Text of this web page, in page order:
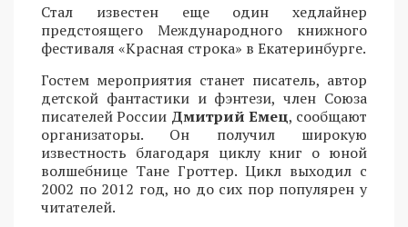
Стал известен еще один хедлайнер
предстоящего Международного книжного
фестиваля «Красная строка» в Екатеринбурге.
Гостем мероприятия станет писатель, автор
детской фантастики и фэнтези, член Союза
писателей России Дмитрий Емец, сообщают
организаторы. Он получил широкую
известность благодаря циклу книг о юной
волшебнице Тане Гроттер. Цикл выходил с
2002 по 2012 год, но до сих пор популярен у
читателей.